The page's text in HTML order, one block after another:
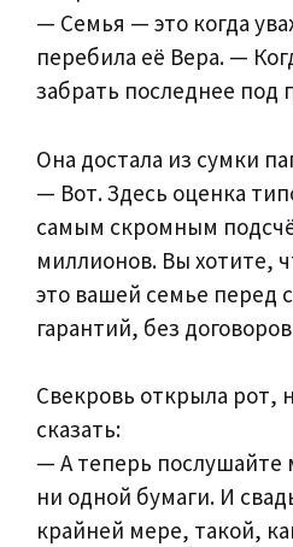
— Семья — это когда
перебила её Вера. —
забрать последнее под
Она достала из сумки
— Вот. Здесь оценка
самым скромным
миллионов. Вы хотите,
это вашей семье перед
гарантий, без
Свекровь открыла рот,
сказать:
— А теперь
ни одной бумаги. И
крайней мере, такой,